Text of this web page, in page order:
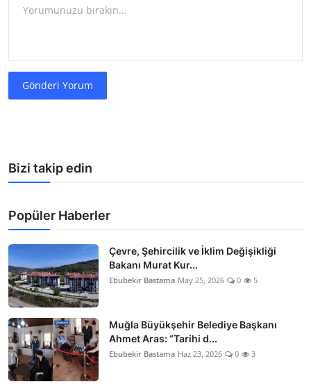
Gönderi Yorum
Bizi takip edin
Popüler Haberler
Çevre, Şehircilik ve İklim Değişikliği
Bakanı Murat Kur...
Ebubekir Bastama May 25, 2026 0 5
Muğla Büyükşehir Belediye Başkanı
Ahmet Aras: “Tarihi d...
Ebubekir Bastama Haz 23, 2026 0 3